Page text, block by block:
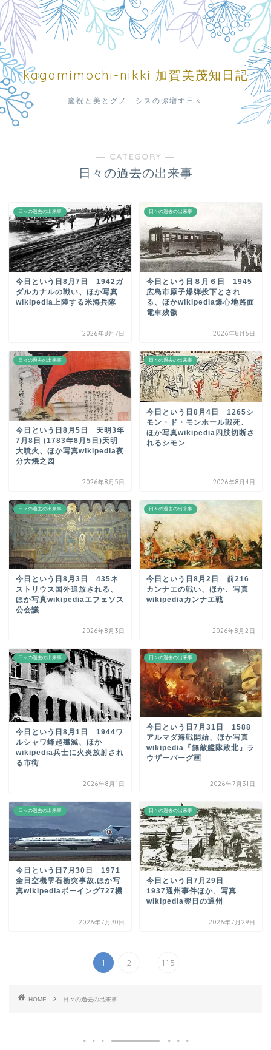
kagamimochi-nikki 加賀美茂知日記
慶祝と美とグノ－シスの弥増す日々
― CATEGORY ―
日々の過去の出来事
日々の過去の出来事
今日という日8月7日 1942ガ
ダルカナルの戦い、ほか写真
wikipedia上陸する米海兵隊
2026年8月7日
日々の過去の出来事
今日という日８月６日 1945
広島市原子爆弾投下とされ
る、ほかwikipedia爆心地路面
電車残骸
2026年8月6日
日々の過去の出来事
今日という日8月5日 天明3年
7月8日 (1783年8月5日)天明
大噴火、ほか写真wikipedia夜
分大焼之図
2026年8月5日
日々の過去の出来事
今日という日8月4日 1265シ
モン・ド・モンホール戦死、
ほか写真wikipedia四肢切断さ
れるシモン
2026年8月4日
日々の過去の出来事
今日という日8月3日 435ネ
ストリウス国外追放される、
ほか写真wikipediaエフェソス
公会議
2026年8月3日
日々の過去の出来事
今日という日8月2日 前216
カンナエの戦い、ほか、写真
wikipediaカンナエ戦
2026年8月2日
日々の過去の出来事
今日という日8月1日 1944ワ
ルシャワ蜂起殲滅、ほか
wikipedia兵士に火炎放射され
る市街
2026年8月1日
日々の過去の出来事
今日という日7月31日 1588
アルマダ海戦開始、ほか写真
wikipedia『無敵艦隊敗北』ラ
ウザーバーグ画
2026年7月31日
日々の過去の出来事
今日という日7月30日 1971
全日空機雫石衝突事故,ほか写
真wikipediaボーイング727機
2026年7月30日
日々の過去の出来事
今日という日7月29日
1937通州事件ほか、写真
wikipedia翌日の通州
2026年7月29日
1 2 ... 115
HOME 日々の過去の出来事